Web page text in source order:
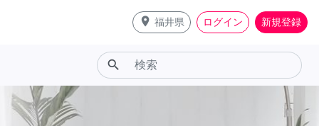
place 福井県 ログイン 新規登録
search